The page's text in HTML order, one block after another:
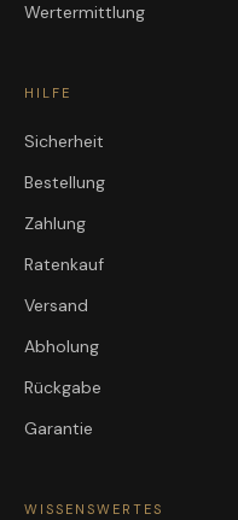
Wertermittlung
HILFE
Sicherheit
Bestellung
Zahlung
Ratenkauf
Versand
Abholung
Rückgabe
Garantie
WISSENSWERTES